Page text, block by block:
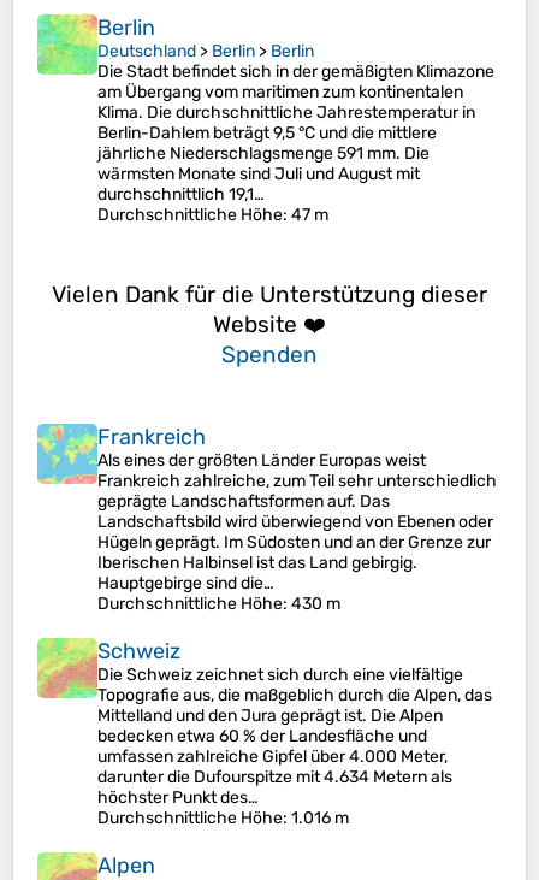
Berlin
Deutschland > Berlin > Berlin
Die Stadt befindet sich in der gemäßigten Klimazone
am Übergang vom maritimen zum kontinentalen
Klima. Die durchschnittliche Jahrestemperatur in
Berlin-Dahlem beträgt 9,5 °C und die mittlere
jährliche Niederschlagsmenge 591 mm. Die
wärmsten Monate sind Juli und August mit
durchschnittlich 19,1…
Durchschnittliche Höhe: 47 m
Vielen Dank für die Unterstützung dieser
Website ❤️
Spenden
Frankreich
Als eines der größten Länder Europas weist
Frankreich zahlreiche, zum Teil sehr unterschiedlich
geprägte Landschaftsformen auf. Das
Landschaftsbild wird überwiegend von Ebenen oder
Hügeln geprägt. Im Südosten und an der Grenze zur
Iberischen Halbinsel ist das Land gebirgig.
Hauptgebirge sind die…
Durchschnittliche Höhe: 430 m
Schweiz
Die Schweiz zeichnet sich durch eine vielfältige
Topografie aus, die maßgeblich durch die Alpen, das
Mittelland und den Jura geprägt ist. Die Alpen
bedecken etwa 60 % der Landesfläche und
umfassen zahlreiche Gipfel über 4.000 Meter,
darunter die Dufourspitze mit 4.634 Metern als
höchster Punkt des…
Durchschnittliche Höhe: 1.016 m
Alpen